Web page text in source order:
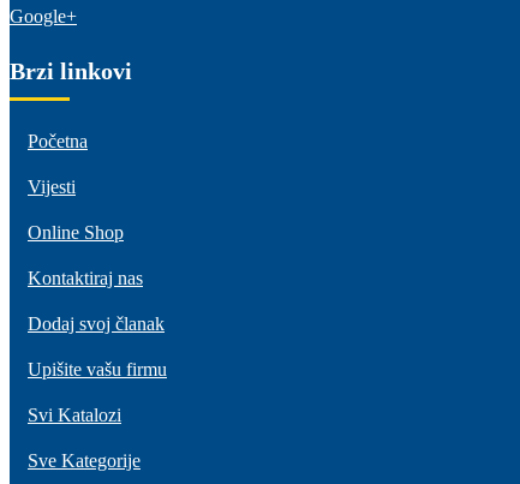
Google+
Brzi linkovi
Početna
Vijesti
Online Shop
Kontaktiraj nas
Dodaj svoj članak
Upišite vašu firmu
Svi Katalozi
Sve Kategorije